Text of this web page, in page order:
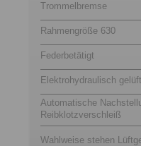
Trommelbremse
Rahmengröße 630
Federbetätigt
Elektrohydraulisch
Automatische
Reibklotzverschleiß
Wahlweise stehen